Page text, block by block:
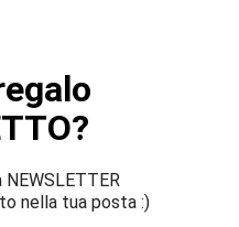
nella tua posta :)